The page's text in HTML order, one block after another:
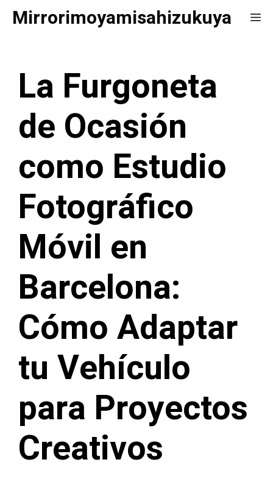
Saltar
Mirrorimoyamisahizukuya
La Furgoneta
de Ocasión
como Estudio
Fotográfico
Móvil en
Barcelona:
Cómo Adaptar
tu Vehículo
para Proyectos
Creativos